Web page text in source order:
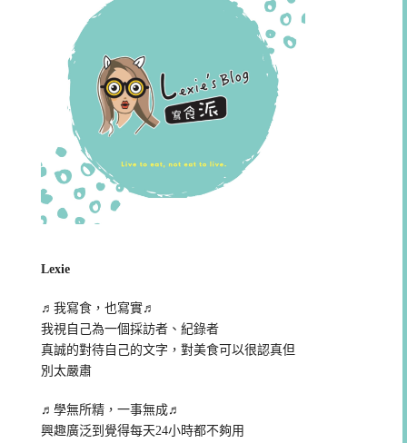
Lexie
♬我寫食，也寫實♬
我視自己為一個採訪者、紀錄者
真誠的對待自己的文字，對美食可以很認真但
別太嚴肅
♬學無所精，一事無成♬
興趣廣泛到覺得每天24小時都不夠用